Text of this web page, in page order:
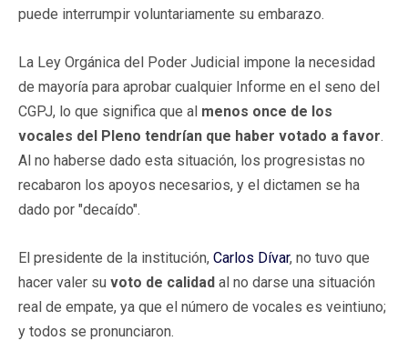
puede interrumpir voluntariamente su embarazo.
La Ley Orgánica del Poder Judicial impone la necesidad
de mayoría para aprobar cualquier Informe en el seno del
CGPJ, lo que significa que al menos once de los
vocales del Pleno tendrían que haber votado a favor.
Al no haberse dado esta situación, los progresistas no
recabaron los apoyos necesarios, y el dictamen se ha
dado por "decaído".
El presidente de la institución, Carlos Dívar, no tuvo que
hacer valer su voto de calidad al no darse una situación
real de empate, ya que el número de vocales es veintiuno;
y todos se pronunciaron.